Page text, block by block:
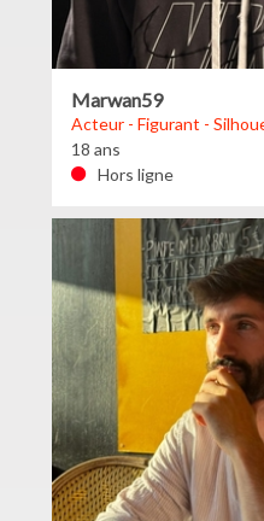
Marwan59
Acteur - Figurant -
18 ans
Hors ligne